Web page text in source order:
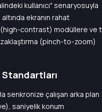
kullanıcı" senaryosuyla
ekranın rahat
(high-contrast) modüllere ve
(pinch-to-zoom)
Standartları
senkronize çalışan arka plan
saniyelik konum